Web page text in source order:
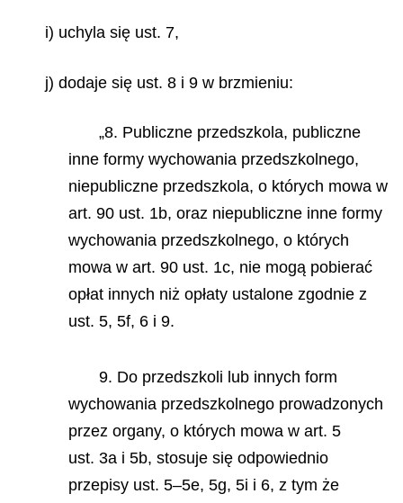
i) uchyla się ust. 7,
j) dodaje się ust. 8 i 9 w brzmieniu:
„8. Publiczne przedszkola, publiczne
inne formy wychowania przedszkolnego,
niepubliczne przedszkola, o których mowa w
art. 90 ust. 1b, oraz niepubliczne inne formy
wychowania przedszkolnego, o których
mowa w art. 90 ust. 1c, nie mogą pobierać
opłat innych niż opłaty ustalone zgodnie z
ust. 5, 5f, 6 i 9.
9. Do przedszkoli lub innych form
wychowania przedszkolnego prowadzonych
przez organy, o których mowa w art. 5
ust. 3a i 5b, stosuje się odpowiednio
przepisy ust. 5–5e, 5g, 5i i 6, z tym że